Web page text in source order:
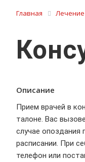
Главная Лечение
Описание
Прием врачей в
талоне. Вас
случае опоздания
расписании. При
телефон или